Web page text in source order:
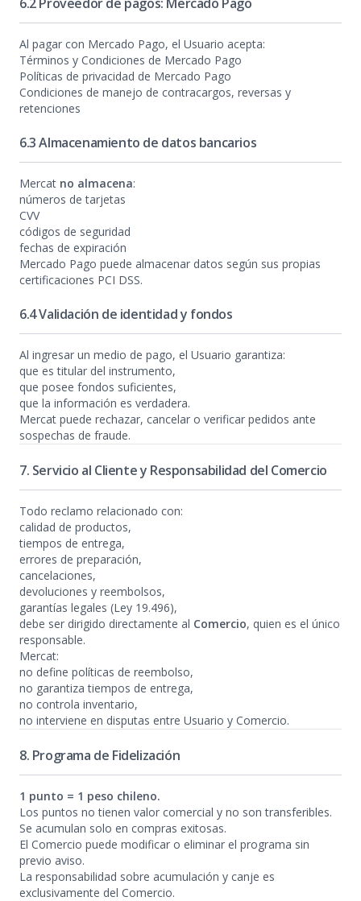
Al pagar con Mercado Pago, el Usuario acepta:
Términos y Condiciones de Mercado Pago
Políticas de privacidad de Mercado Pago
Condiciones de manejo de contracargos, reversas y
retenciones
6.3 Almacenamiento de datos bancarios
Mercat no almacena:
números de tarjetas
CVV
códigos de seguridad
fechas de expiración
Mercado Pago puede almacenar datos según sus propias
certificaciones PCI DSS.
6.4 Validación de identidad y fondos
Al ingresar un medio de pago, el Usuario garantiza:
que es titular del instrumento,
que posee fondos suficientes,
que la información es verdadera.
Mercat puede rechazar, cancelar o verificar pedidos ante
sospechas de fraude.
7. Servicio al Cliente y Responsabilidad del Comercio
Todo reclamo relacionado con:
calidad de productos,
tiempos de entrega,
errores de preparación,
cancelaciones,
devoluciones y reembolsos,
garantías legales (Ley 19.496),
debe ser dirigido directamente al Comercio, quien es el único
responsable.
Mercat:
no define políticas de reembolso,
no garantiza tiempos de entrega,
no controla inventario,
no interviene en disputas entre Usuario y Comercio.
8. Programa de Fidelización
1 punto = 1 peso chileno.
Los puntos no tienen valor comercial y no son transferibles.
Se acumulan solo en compras exitosas.
El Comercio puede modificar o eliminar el programa sin
previo aviso.
La responsabilidad sobre acumulación y canje es
exclusivamente del Comercio.